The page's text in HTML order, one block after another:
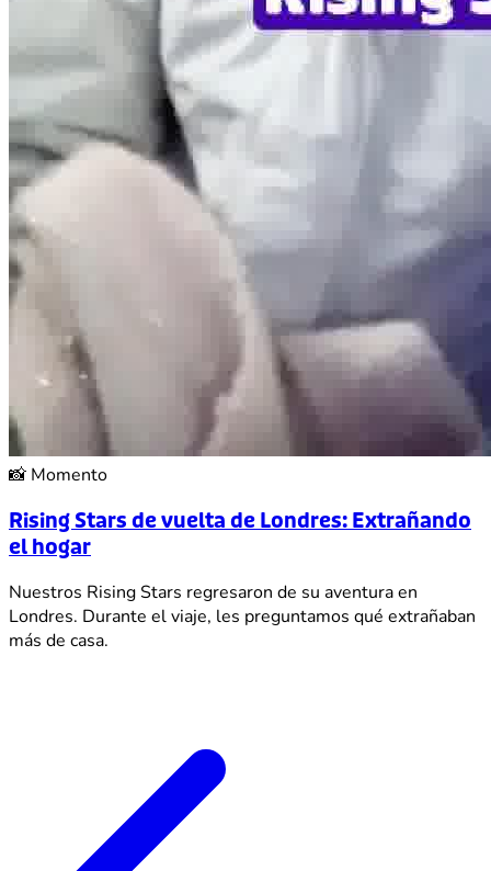
📸 Momento
Rising Stars de vuelta de Londres: Extrañando
el hogar
Nuestros Rising Stars regresaron de su aventura en
Londres. Durante el viaje, les preguntamos qué extrañaban
más de casa.